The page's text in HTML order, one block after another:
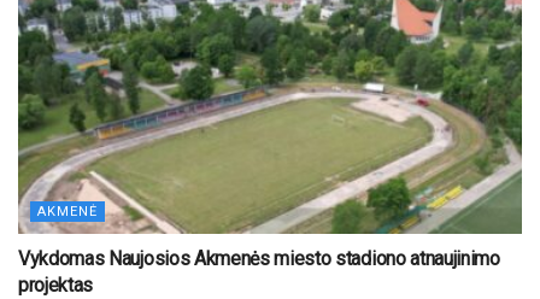
AKMENĖ
Vykdomas Naujosios Akmenės miesto stadiono atnaujinimo
projektas